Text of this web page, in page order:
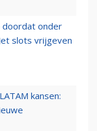
onder
slots vrijgeven
kansen: